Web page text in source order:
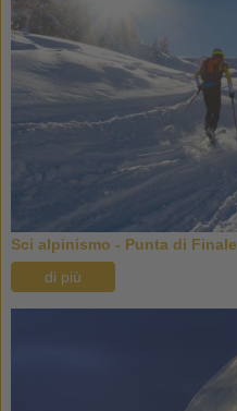
Sci alpinismo - Punta di Finale
di più